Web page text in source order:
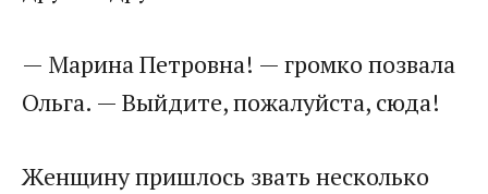
— Марина Петровна! — громко позвала
Ольга. — Выйдите, пожалуйста, сюда!
Женщину пришлось звать несколько